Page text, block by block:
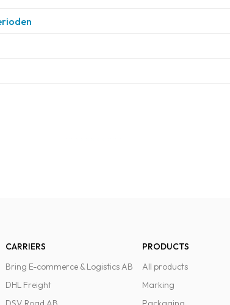
CARRIERS
Bring E-commerce & Logistics AB
DHL Freight
PRODUCTS
All products
Marking